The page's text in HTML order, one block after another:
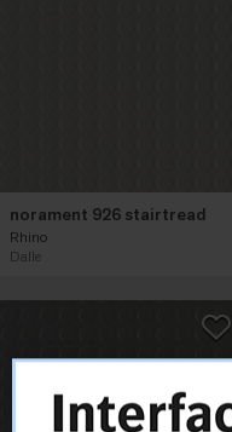
norament 926 stairtread
Rhino
Dalle